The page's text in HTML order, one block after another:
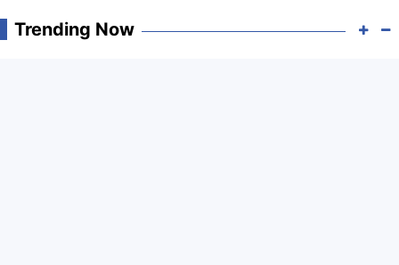
Trending Now